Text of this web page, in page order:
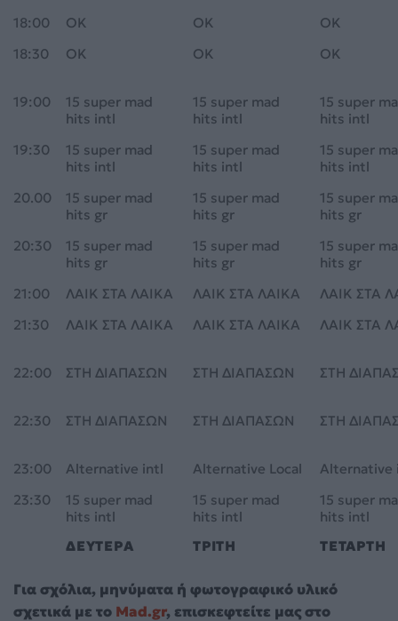
18:00
OK OK
OK
18:30
OK OK OK
19:00
15 super mad
hits intl
15 super mad
hits intl
15 super
hits intl
19:30
15 super mad
hits intl
15 super mad
hits intl
15 super
hits intl
20.00
15 super mad
hits gr
15 super mad
hits gr
15 super
hits gr
20:30
15 super mad
hits gr
15 super mad
hits gr
15 super
hits gr
21:00
ΛΑΙΚ ΣΤΑ ΛΑΙΚΑ ΛΑΙΚ ΣΤΑ ΛΑΙΚΑ
ΛΑΙΚ ΣΤΑ
21:30
ΛΑΙΚ ΣΤΑ ΛΑΙΚΑ ΛΑΙΚ ΣΤΑ ΛΑΙΚΑ ΛΑΙΚ ΣΤΑ
22:00 ΣΤΗ ΔΙΑΠΑΣΩΝ ΣΤΗ ΔΙΑΠΑΣΩΝ ΣΤΗ
22:30 ΣΤΗ ΔΙΑΠΑΣΩΝ ΣΤΗ ΔΙΑΠΑΣΩΝ ΣΤΗ
23:00 Alternative intl Alternative Local
Alternative
23:30
15 super mad
hits intl
15 super mad
hits intl
15 super
hits intl
ΔΕΥΤΕΡΑ
ΤΡΙΤΗ ΤΕΤΑΡΤΗ
Για σχόλια, μηνύματα ή φωτογραφικό υλικό
σχετικά με το Mad.gr, επισκεφτείτε μας στο